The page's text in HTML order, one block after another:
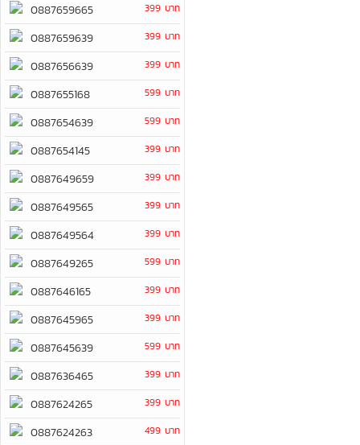
0887659665 399 บาท
0887659639 399 บาท
0887656639 399 บาท
0887655168 599 บาท
0887654639 599 บาท
0887654145 399 บาท
0887649659 399 บาท
0887649565 399 บาท
0887649564 399 บาท
0887649265 599 บาท
0887646165 399 บาท
0887645965 399 บาท
0887645639 599 บาท
0887636465 399 บาท
0887624265 399 บาท
0887624263 499 บาท